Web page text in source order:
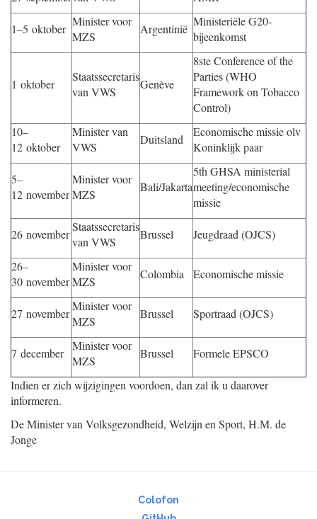
1–5 oktober
Minister voor
MZS
Argentinië
Ministeriële G20-
bijeenkomst
1 oktober
Staatssecretaris
van VWS
Genève
8ste Conference of the
Parties (WHO
Framework on Tobacco
Control)
10–
12 oktober
Minister van
VWS
Duitsland
Economische missie olv
Koninklijk paar
5–
12 november
Minister voor
MZS
Bali/Jakarta
5th GHSA ministerial
meeting/economische
missie
26 november
Staatssecretaris
van VWS
Brussel Jeugdraad (OJCS)
26–
30 november
Minister voor
MZS
Colombia Economische missie
27 november
Minister voor
MZS
Brussel Sportraad (OJCS)
7 december
Minister voor
MZS
Brussel Formele EPSCO
Indien er zich wijzigingen voordoen, dan zal ik u daarover
informeren.
De Minister van Volksgezondheid, Welzijn en Sport, H.M. de
Jonge
Colofon